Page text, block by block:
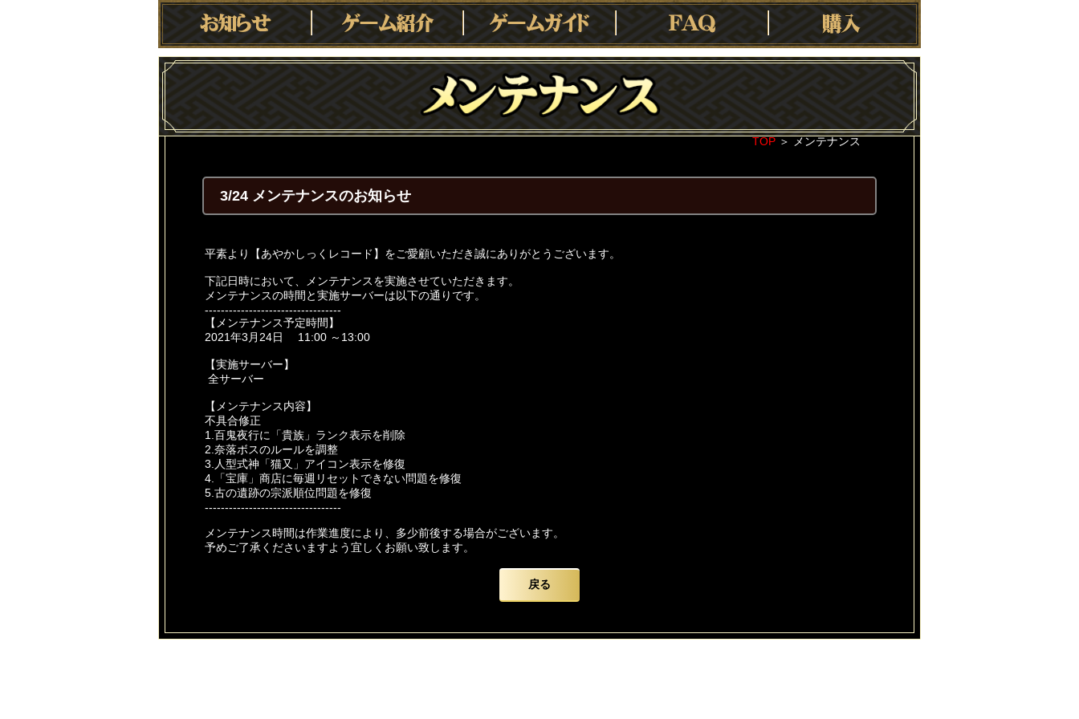
TOP ＞ メンテナンス
3/24 メンテナンスのお知らせ
平素より【あやかしっくレコード】をご愛顧いただき誠にありがとうございます。
下記日時において、メンテナンスを実施させていただきます。
メンテナンスの時間と実施サーバーは以下の通りです。
----------------------------------
【メンテナンス予定時間】
2021年3月24日 11:00 ～13:00
【実施サーバー】
全サーバー
【メンテナンス内容】
不具合修正
1.百鬼夜行に「貴族」ランク表示を削除
2.奈落ボスのルールを調整
3.人型式神「猫又」アイコン表示を修復
4.「宝庫」商店に毎週リセットできない問題を修復
5.古の遺跡の宗派順位問題を修復
----------------------------------
メンテナンス時間は作業進度により、多少前後する場合がございます。
予めご了承くださいますよう宜しくお願い致します。
メンテナンス開始前にログアウトして頂きますようお願い致します。
ご協力いただけますようお願いを申し上げます。
戻る